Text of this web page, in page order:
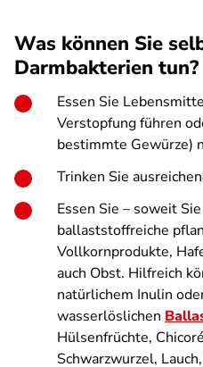
Was können Sie
Darmbakterien tun?
Essen Sie
Verstopfung führen
bestimmte Gewürze)
Trinken Sie
Essen Sie – soweit
ballaststoffreiche
Vollkornprodukte,
auch Obst. Hilfreich
natürlichem Inulin
wasserlöslichen
Hülsenfrüchte,
Schwarzwurzel,